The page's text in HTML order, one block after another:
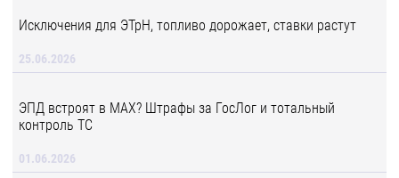
Исключения для ЭТрН, топливо дорожает, ставки растут
25.06.2026
ЭПД встроят в MAX? Штрафы за ГосЛог и тотальный
контроль ТС
01.06.2026